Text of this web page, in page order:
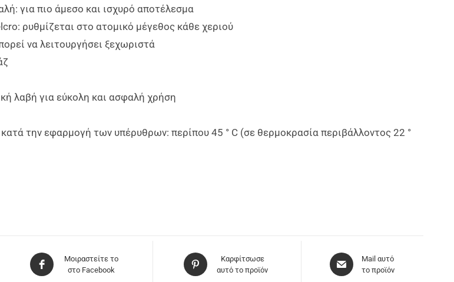
για πιο άμεσο και ισχυρό αποτέλεσμα
ρυθμίζεται στο ατομικό μέγεθος κάθε χεριού
να λειτουργήσει ξεχωριστά
λαβή για εύκολη και ασφαλή χρήση
την εφαρμογή των υπέρυθρων: περίπου 45 ° C (σε θερμοκρασία περιβάλλοντος 22 °
Μοιραστείτε το
στο Facebook
Καρφίτσωσε
αυτό το προϊόν
Mail αυτό
το προϊόν